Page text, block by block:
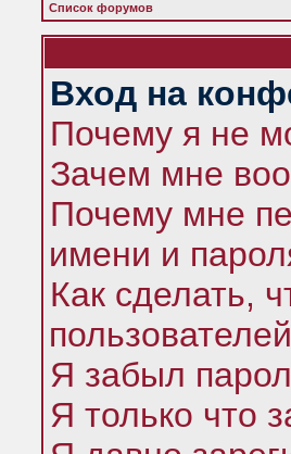
Список форумов
Вход на
Почему я не
Зачем мне
Почему мне
имени и
Как сделать,
Я забыл
Я только что